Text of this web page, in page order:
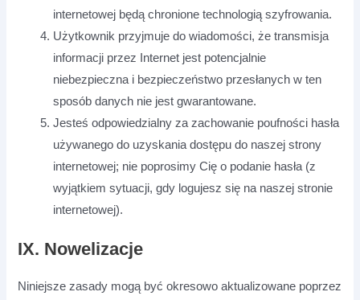
internetowej będą chronione technologią szyfrowania.
Użytkownik przyjmuje do wiadomości, że transmisja
informacji przez Internet jest potencjalnie
niebezpieczna i bezpieczeństwo przesłanych w ten
sposób danych nie jest gwarantowane.
Jesteś odpowiedzialny za zachowanie poufności hasła
używanego do uzyskania dostępu do naszej strony
internetowej; nie poprosimy Cię o podanie hasła (z
wyjątkiem sytuacji, gdy logujesz się na naszej stronie
internetowej).
IX. Nowelizacje
Niniejsze zasady mogą być okresowo aktualizowane poprzez